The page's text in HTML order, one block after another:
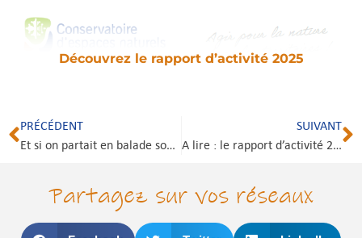
Découvrez le rapport d’activité 2025
PRÉCÉDENT
Et si on partait en balade sonore autour de la ville ?
SUIVANT
A lire : le rapport d’activité 2023
Partagez sur vos réseaux